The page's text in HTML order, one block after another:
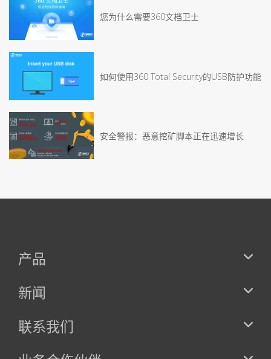
您为什么需要360文档卫士
如何使用360 Total Security的USB防护功能
安全警报：恶意挖矿脚本正在迅速增长
产品
新闻
联系我们